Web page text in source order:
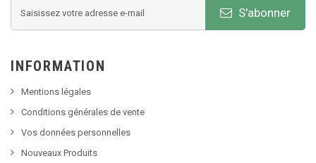
S'abonner
INFORMATION
Mentions légales
Conditions générales de vente
Vos données personnelles
Nouveaux Produits